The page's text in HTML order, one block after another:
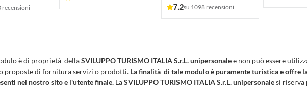
recensioni 7.2su 1098 recensioni
è di proprietà dellaSVILUPPO TURISMO ITALIA S.r.L. unipersonalee non può essere
proposte di fornitura servizi o prodotti. La finalità di tale modulo è puramente turistica e offre
nel nostro sito e l'utente finale. LaSVILUPPO TURISMO ITALIA S.r.L. unipersonalesi riserva